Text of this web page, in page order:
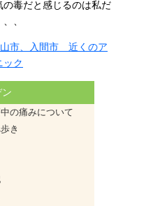
毒だと感じるのは私だ
、
市、入間市 近くのア
ック
の痛みについて
き